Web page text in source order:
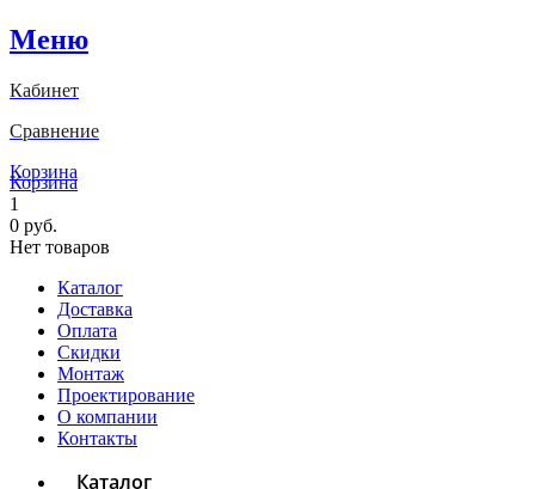
Меню
Кабинет
Сравнение
Корзина
Корзина
1
0 руб.
Нет товаров
Каталог
Доставка
Оплата
Скидки
Монтаж
Проектирование
О компании
Контакты
Каталог